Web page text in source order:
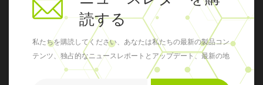
読する
私たちを購読してください、あなたは私たちの最新の製品コン
テンツ、独占的なニュースレポートとアップデート、最新の地
元のイベントを得ることができます